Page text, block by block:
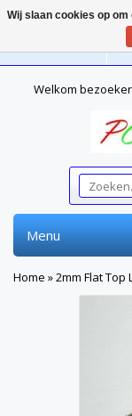
Nederlands
Welkom
Menu
Home »2mm Flat Top
Wij slaan cookies op